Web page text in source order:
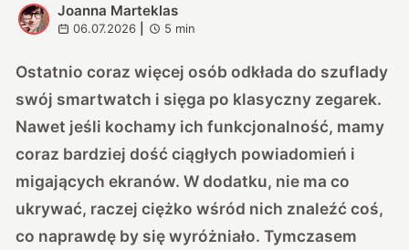
J
Joanna Marteklas
06.07.2026 5 min
Ostatnio coraz więcej osób odkłada do szuflady
swój smartwatch i sięga po klasyczny zegarek.
Nawet jeśli kochamy ich funkcjonalność, mamy
coraz bardziej dość ciągłych powiadomień i
migających ekranów. W dodatku, nie ma co
ukrywać, raczej ciężko wśród nich znaleźć coś,
co naprawdę by się wyróżniało. Tymczasem